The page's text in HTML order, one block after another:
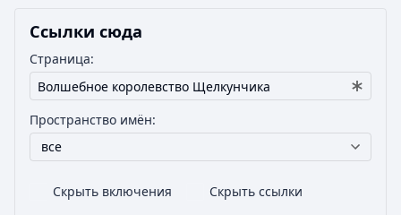
Ссылки сюда
Страница:
Пространство имён:
все
Скрыть включения
Скрыть ссылки